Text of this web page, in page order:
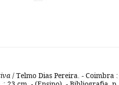
/ Telmo Dias Pereira. - Coimbra :